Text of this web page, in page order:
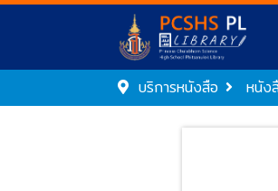
บริการหนังสือ หนัง